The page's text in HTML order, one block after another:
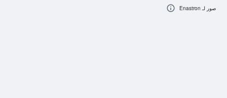
صور لـ Enastron